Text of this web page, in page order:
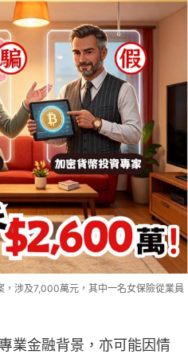
涉及7,000萬元，其中一名女保險從業員
業金融背景，亦可能因情